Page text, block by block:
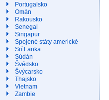
Portugalsko
Omán
Rakousko
Senegal
Singapur
Spojené státy americké
Srí Lanka
Súdán
Švédsko
Švýcarsko
Thajsko
Vietnam
Zambie